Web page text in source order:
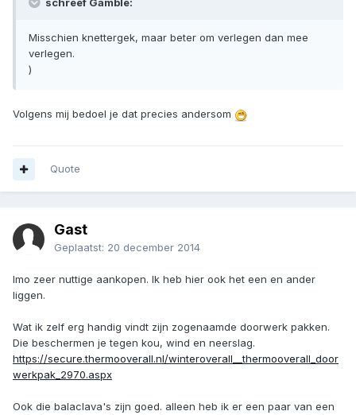
schreef Gamble:
Misschien knettergek, maar beter om verlegen dan mee
verlegen.
)
Volgens mij bedoel je dat precies andersom
Quote
Gast
Geplaatst: 20 december 2014
Imo zeer nuttige aankopen. Ik heb hier ook het een en ander
liggen.
Wat ik zelf erg handig vindt zijn zogenaamde doorwerk pakken.
Die beschermen je tegen kou, wind en neerslag.
https://secure.thermooverall.nl/winteroverall__thermooverall_door
werkpak_2970.aspx
Ook die balaclava's zijn goed. alleen heb ik er een paar van een